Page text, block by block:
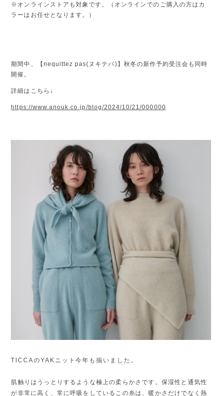
※オンラインストアも対象です。（オンラインでのご購入の方はカ
ラーはお任せとなります。）
期間中、【nequittez pas(ヌキテパ)】秋冬の新作予約受注会も同時
開催。
詳細はこちら ↓
https://www.anouk.co.jp/blog/2024/10/21/000000
TICCAのYAKニット今年も揃いました。
肌触りはうっとりするような極上の柔らかさです。保湿性と通気性
が非常に高く、常に呼吸をしているこの糸は、暖かさだけでなく熱